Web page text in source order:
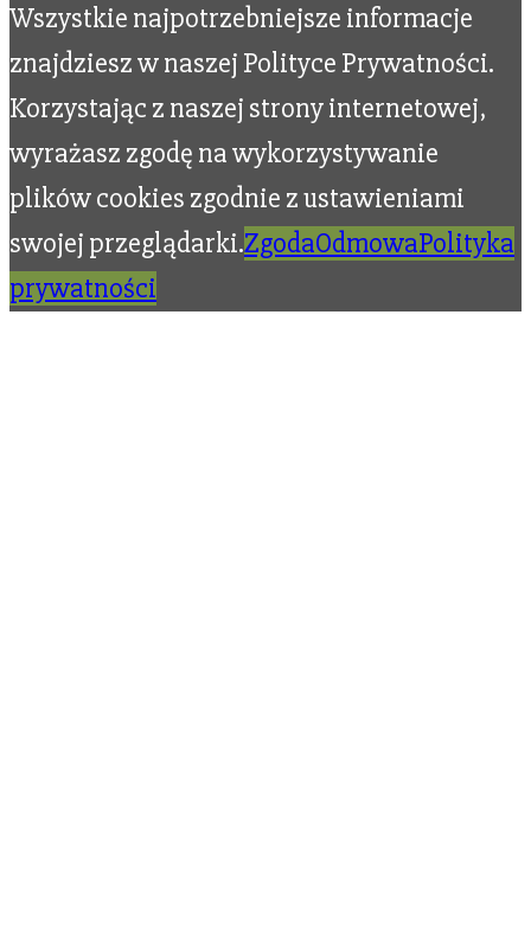
Wszystkie najpotrzebniejsze informacje
znajdziesz w naszej Polityce Prywatności.
Korzystając z naszej strony internetowej,
wyrażasz zgodę na wykorzystywanie
plików cookies zgodnie z ustawieniami
swojej przeglądarki.ZgodaOdmowaPolityka
prywatności